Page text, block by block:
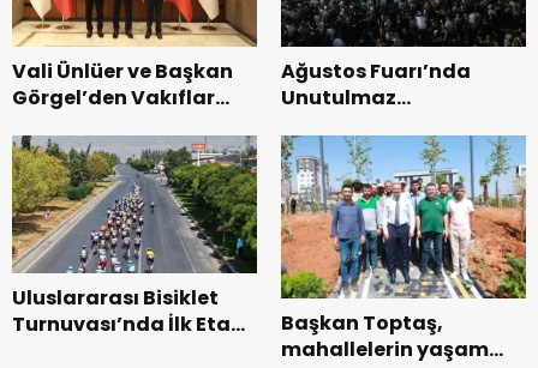
Vali Ünlüer ve Başkan
Görgel’den Vakıflar
ziyaret.
Ağustos Fuarı’nda
Unutulmaz
Uluslararası Bisiklet
Turnuvası’nda İlk Etap
Başkan Toptaş,
mahallelerin yaşam